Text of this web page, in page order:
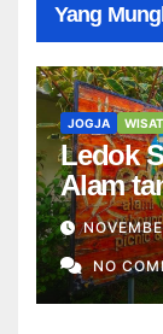
Yang
JOGJA
Ledok
Alam
NO